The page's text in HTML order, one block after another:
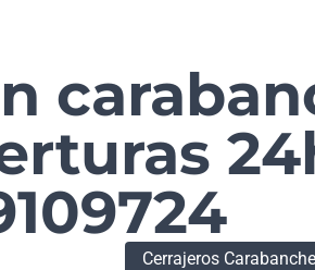
Cerrajeros